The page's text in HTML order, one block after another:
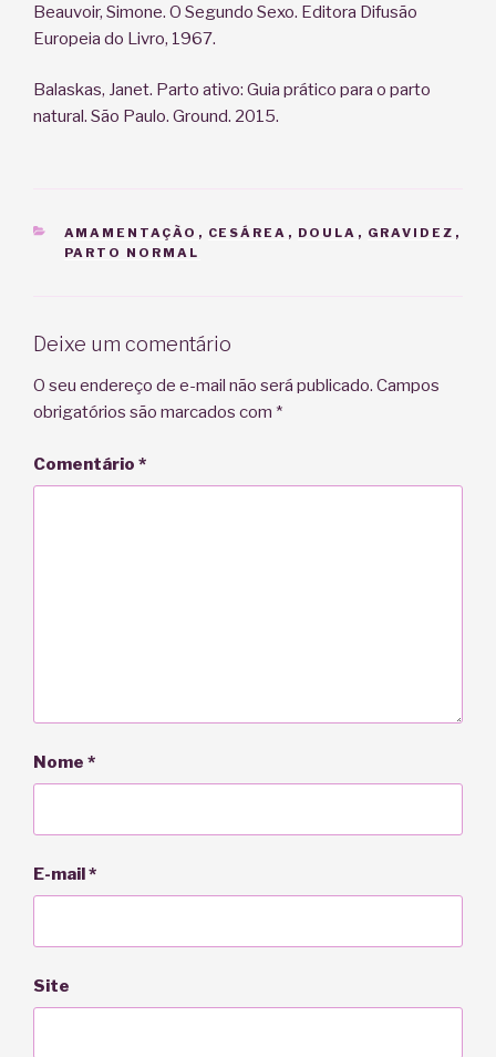
Beauvoir, Simone. O Segundo Sexo. Editora Difusão
Europeia do Livro, 1967.
Balaskas, Janet. Parto ativo: Guia prático para o parto
natural. São Paulo. Ground. 2015.
CATEGORIAS
AMAMENTAÇÃO , CESÁREA , DOULA , GRAVIDEZ ,
PARTO NORMAL
Deixe um comentário
O seu endereço de e-mail não será publicado. Campos
obrigatórios são marcados com *
Comentário *
Nome *
E-mail*
Site